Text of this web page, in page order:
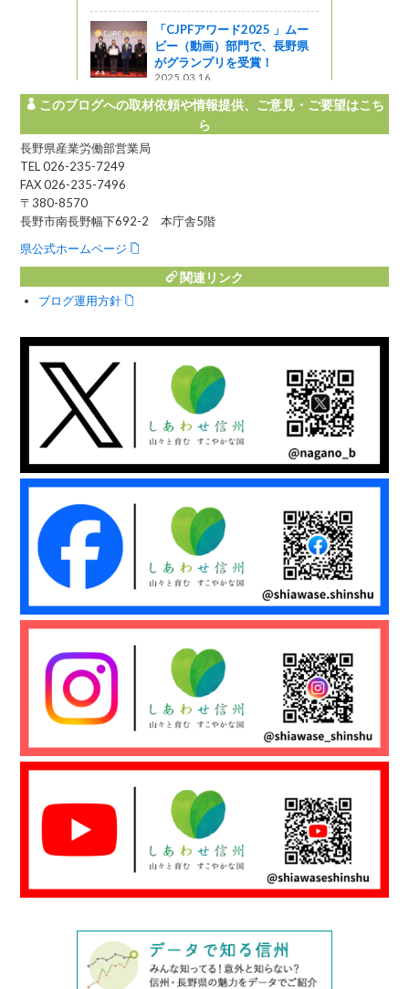
「CJPFアワード2025 」ムー
ビー（動画）部門で、長野県
がグランプリを受賞！
2025.03.16
このブログへの取材依頼や情報提供、ご意見・ご要望はこち
ら
長野県産業労働部営業局
TEL 026-235-7249
FAX 026-235-7496
〒380-8570
長野市南長野幅下692-2 本庁舎5階
県公式ホームページ
関連リンク
ブログ運用方針